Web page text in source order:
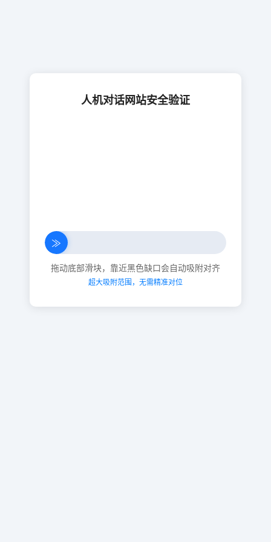
人机对话网站安全验证
≫
拖动底部滑块，靠近黑色缺口会自动吸附对齐
超大吸附范围，无需精准对位